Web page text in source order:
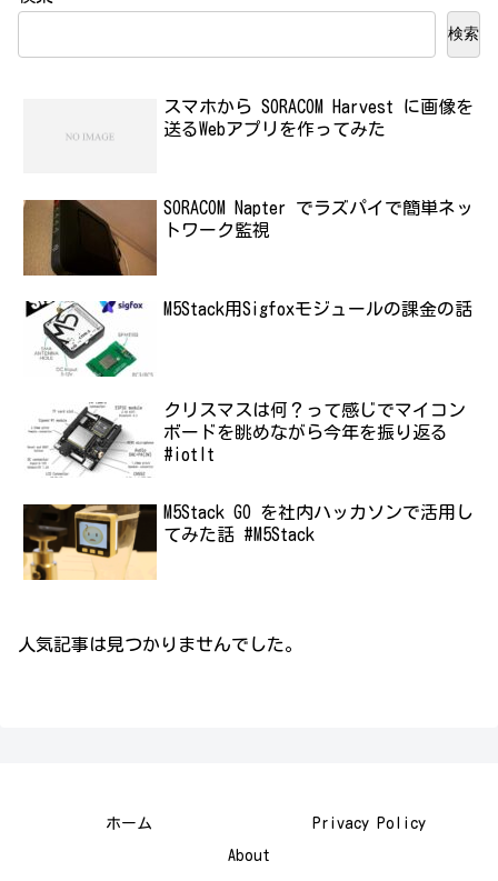
検索
スマホから SORACOM Harvest に画像を
送るWebアプリを作ってみた
SORACOM Napter でラズパイで簡単ネッ
トワーク監視
M5Stack用Sigfoxモジュールの課金の話
クリスマスは何？って感じでマイコン
ボードを眺めながら今年を振り返る
#iotlt
M5Stack GO を社内ハッカソンで活用し
てみた話 #M5Stack
人気記事は見つかりませんでした。
ホーム Privacy Policy
About